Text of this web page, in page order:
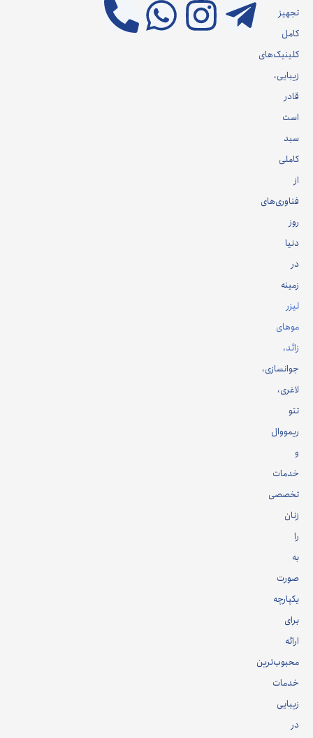
تجهیز
کامل
کلینیک‌های
زیبایی،
قادر
است
سبد
کاملی
از
فناوری‌های
روز
دنیا
در
زمینه
لیزر
موهای
زائد،
جوانسازی،
لاغری،
تتو
ریمووال
و
خدمات
تخصصی
زنان
را
به
صورت
یکپارچه
برای
ارائه
محبوب‌ترین
خدمات
زیبایی
در